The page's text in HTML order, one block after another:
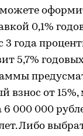
можете
0,1%
3 года
5,7%
взнос от
000 000
Либо